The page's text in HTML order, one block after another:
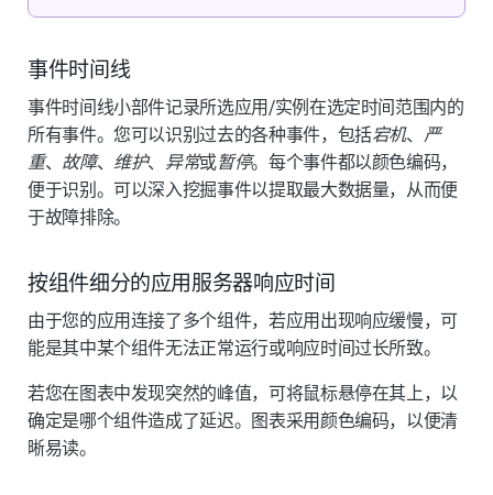
事件时间线
事件时间线小部件记录所选应用/实例在选定时间范围内的
所有事件。您可以识别过去的各种事件，包括宕机、 严
重、 故障、 维护、 异常或暂停。每个事件都以颜色编码，
便于识别。可以深入挖掘事件以提取最大数据量，从而便
于故障排除。
按组件细分的应用服务器响应时间
由于您的应用连接了多个组件，若应用出现响应缓慢，可
能是其中某个组件无法正常运行或响应时间过长所致。
若您在图表中发现突然的峰值，可将鼠标悬停在其上，以
确定是哪个组件造成了延迟。图表采用颜色编码，以便清
晰易读。